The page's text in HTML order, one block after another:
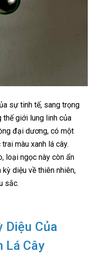
sự tinh tế, sang trọng
thế giới lung linh của
đại dương, có một
màu xanh lá cây.
loại ngọc này còn ẩn
diệu về thiên nhiên,
sắc.
Diệu Của
Lá Cây